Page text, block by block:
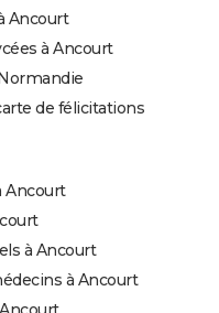
Ancourt
à Ancourt
de félicitations
Ancourt
à Ancourt
à Ancourt